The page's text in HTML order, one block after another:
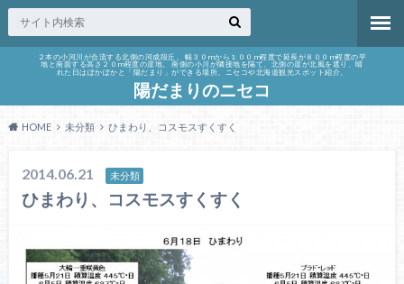
２本の小河川が合流する北側の河成段丘。 幅３０mから１００m程度で延長が８００m程度の平
地と南面する高さ２０m程度の崖地。 南側の小川が隣接地を隔て、北側の崖が北風を遮り、晴
れた日はぽかぽかと「陽だまり」ができる場所。ニセコや北海道観光スポット紹介。
陽だまりのニセコ
HOME 未分類 ひまわり、コスモスすくすく
2014.06.21 未分類
ひまわり、コスモスすくすく